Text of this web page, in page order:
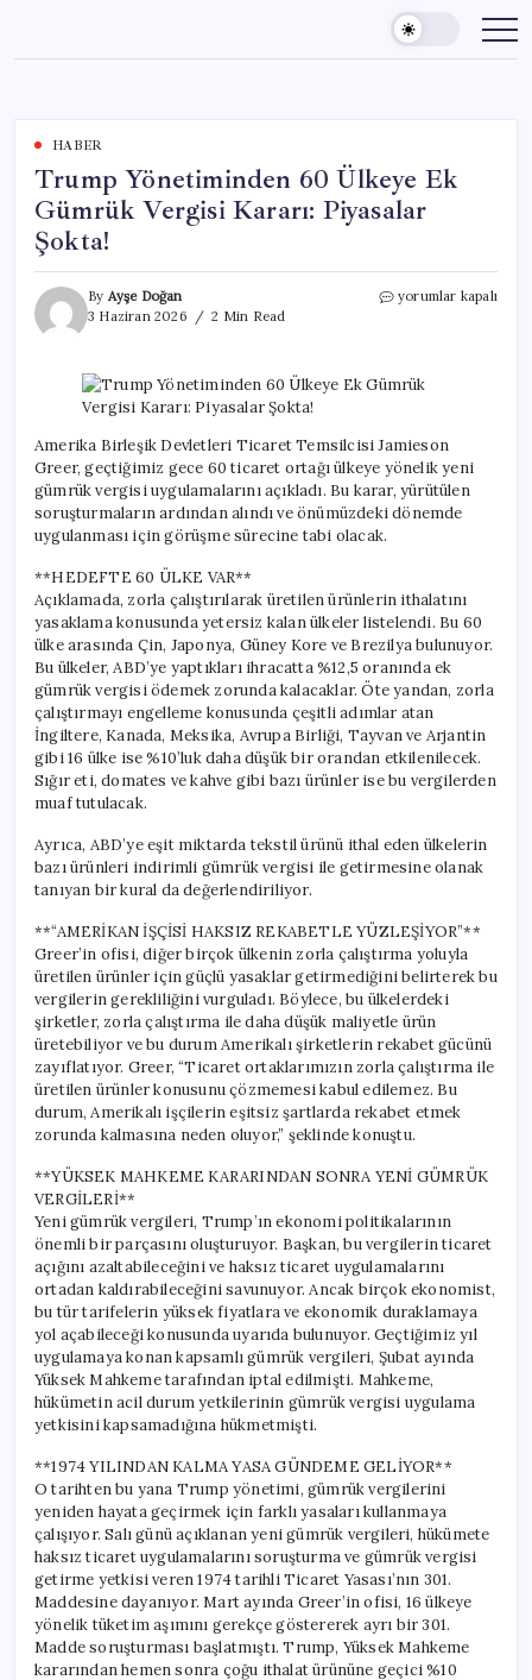
content
HABER
Trump Yönetiminden 60 Ülkeye Ek
Gümrük Vergisi Kararı: Piyasalar
Şokta!
By Ayşe Doğan
3 Haziran 2026
2 Min Read
Trump
Ek
Gümrük
Kararı:
Piyasalar
Şokta!
için
yorumlar kapalı
Amerika Birleşik Devletleri Ticaret Temsilcisi Jamieson
Greer, geçtiğimiz gece 60 ticaret ortağı ülkeye yönelik yeni
gümrük vergisi uygulamalarını açıkladı. Bu karar, yürütülen
soruşturmaların ardından alındı ve önümüzdeki dönemde
uygulanması için görüşme sürecine tabi olacak.
**HEDEFTE 60 ÜLKE VAR**
Açıklamada, zorla çalıştırılarak üretilen ürünlerin ithalatını
yasaklama konusunda yetersiz kalan ülkeler listelendi. Bu 60
ülke arasında Çin, Japonya, Güney Kore ve Brezilya bulunuyor.
Bu ülkeler, ABD’ye yaptıkları ihracatta %12,5 oranında ek
gümrük vergisi ödemek zorunda kalacaklar. Öte yandan, zorla
çalıştırmayı engelleme konusunda çeşitli adımlar atan
İngiltere, Kanada, Meksika, Avrupa Birliği, Tayvan ve Arjantin
gibi 16 ülke ise %10’luk daha düşük bir orandan etkilenilecek.
Sığır eti, domates ve kahve gibi bazı ürünler ise bu vergilerden
muaf tutulacak.
Ayrıca, ABD’ye eşit miktarda tekstil ürünü ithal eden ülkelerin
bazı ürünleri indirimli gümrük vergisi ile getirmesine olanak
tanıyan bir kural da değerlendiriliyor.
**“AMERİKAN İŞÇİSİ HAKSIZ REKABETLE YÜZLEŞİYOR”**
Greer’in ofisi, diğer birçok ülkenin zorla çalıştırma yoluyla
üretilen ürünler için güçlü yasaklar getirmediğini belirterek bu
vergilerin gerekliliğini vurguladı. Böylece, bu ülkelerdeki
şirketler, zorla çalıştırma ile daha düşük maliyetle ürün
üretebiliyor ve bu durum Amerikalı şirketlerin rekabet gücünü
zayıflatıyor. Greer, “Ticaret ortaklarımızın zorla çalıştırma ile
üretilen ürünler konusunu çözmemesi kabul edilemez. Bu
durum, Amerikalı işçilerin eşitsiz şartlarda rekabet etmek
zorunda kalmasına neden oluyor,” şeklinde konuştu.
**YÜKSEK MAHKEME KARARINDAN SONRA YENİ GÜMRÜK
VERGİLERİ**
Yeni gümrük vergileri, Trump’ın ekonomi politikalarının
önemli bir parçasını oluşturuyor. Başkan, bu vergilerin ticaret
açığını azaltabileceğini ve haksız ticaret uygulamalarını
ortadan kaldırabileceğini savunuyor. Ancak birçok ekonomist,
bu tür tarifelerin yüksek fiyatlara ve ekonomik duraklamaya
yol açabileceği konusunda uyarıda bulunuyor. Geçtiğimiz yıl
uygulamaya konan kapsamlı gümrük vergileri, Şubat ayında
Yüksek Mahkeme tarafından iptal edilmişti. Mahkeme,
hükümetin acil durum yetkilerinin gümrük vergisi uygulama
yetkisini kapsamadığına hükmetmişti.
**1974 YILINDAN KALMA YASA GÜNDEME GELİYOR**
O tarihten bu yana Trump yönetimi, gümrük vergilerini
yeniden hayata geçirmek için farklı yasaları kullanmaya
çalışıyor. Salı günü açıklanan yeni gümrük vergileri, hükümete
haksız ticaret uygulamalarını soruşturma ve gümrük vergisi
getirme yetkisi veren 1974 tarihli Ticaret Yasası’nın 301.
Maddesine dayanıyor. Mart ayında Greer’in ofisi, 16 ülkeye
yönelik tüketim aşımını gerekçe göstererek ayrı bir 301.
Madde soruşturması başlatmıştı. Trump, Yüksek Mahkeme
kararından hemen sonra çoğu ithalat ürününe geçici %10